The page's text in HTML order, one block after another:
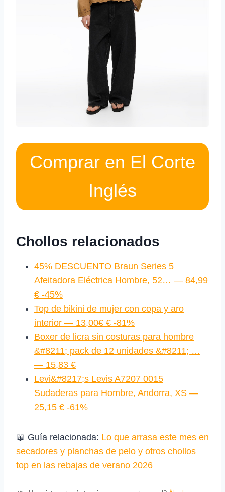
Comprar en El Corte
Inglés
Chollos relacionados
45% DESCUENTO Braun Series 5
Afeitadora Eléctrica Hombre, 52… — 84,99
€ -45%
Top de bikini de mujer con copa y aro
interior — 13,00€ € -81%
Boxer de licra sin costuras para hombre
&#8211; pack de 12 unidades &#8211; …
— 15,83 €
Levi&#8217;s Levis A7207 0015
Sudaderas para Hombre, Andorra, XS —
25,15 € -61%
📖 Guía relacionada: Lo que arrasa este mes en
secadores y planchas de pelo y otros chollos
top en las rebajas de verano 2026